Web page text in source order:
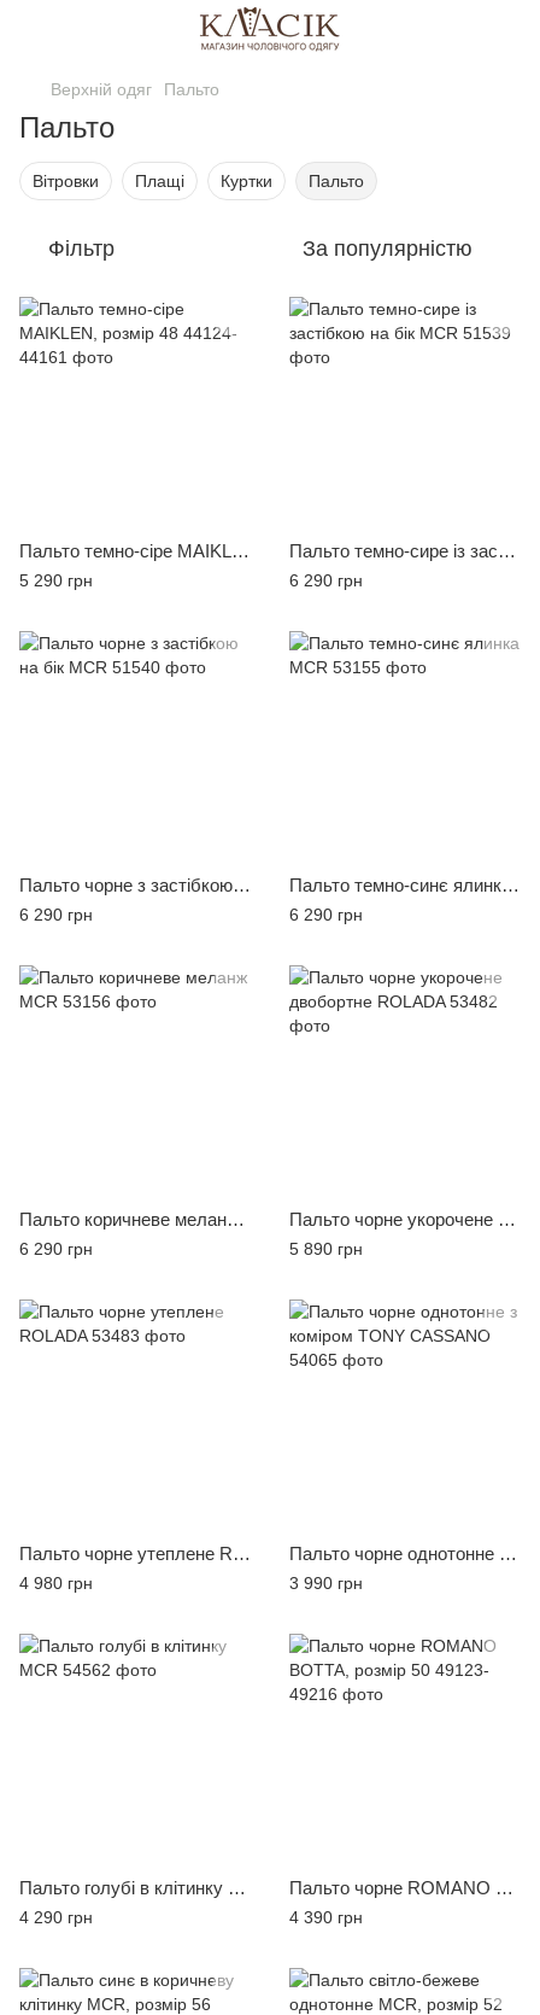
Верхній одяг Пальто
Пальто
Вітровки Плащі Куртки Пальто
Фільтр За популярністю
Пальто темно-сіре MAIKLEN, розмір 48
5 290 грн
Пальто темно-сире із застібкою на бік MCR
6 290 грн
Пальто чорне з застібкою на бік MCR
6 290 грн
Пальто темно-синє ялинка MCR
6 290 грн
Пальто коричневе меланж MCR
6 290 грн
Пальто чорне укорочене двобортне ROLADA
5 890 грн
Пальто чорне утеплене ROLADA
4 980 грн
Пальто чорне однотонне з коміром TONY CASSANO
3 990 грн
Пальто голубі в клітинку MCR
4 290 грн
Пальто чорне ROMANO BOTTA, розмір 50
4 390 грн